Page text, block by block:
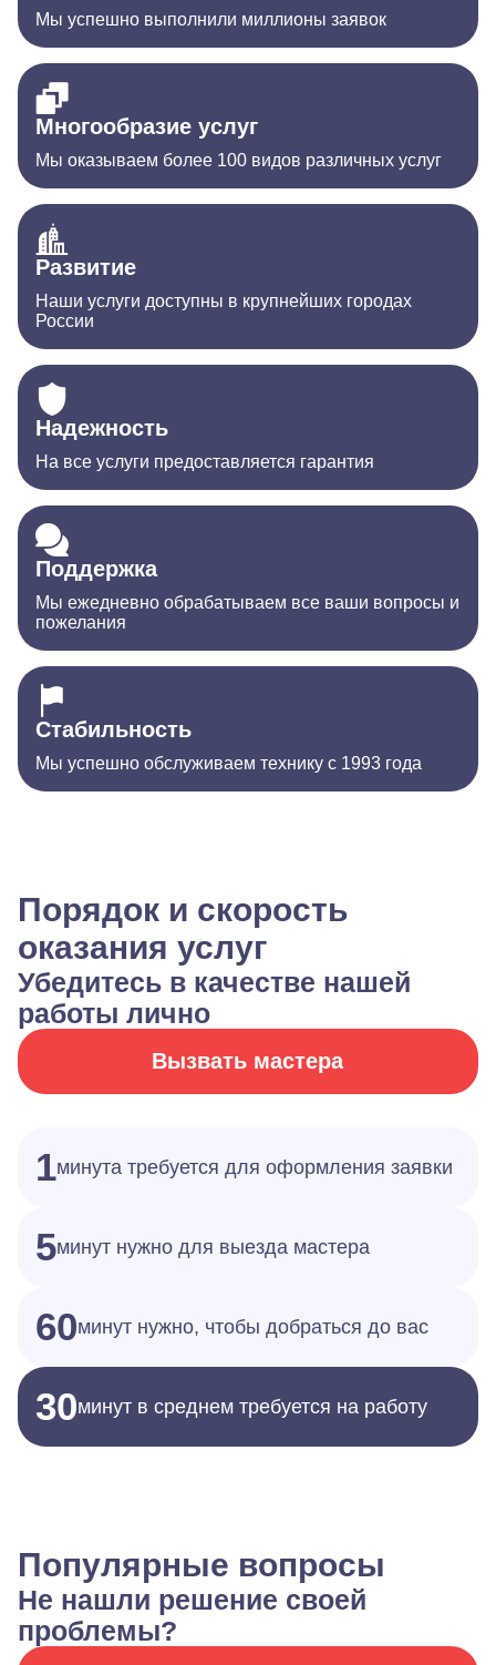
Мы успешно выполнили миллионы заявок
Многообразие услуг
Мы оказываем более 100 видов различных услуг
Развитие
Наши услуги доступны в крупнейших городах
России
Надежность
На все услуги предоставляется гарантия
Поддержка
Мы ежедневно обрабатываем все ваши вопросы и
пожелания
Стабильность
Мы успешно обслуживаем технику с 1993 года
Порядок и скорость
оказания услуг
Убедитесь в качестве нашей
работы лично
Вызвать мастера
1минута требуется для оформления заявки
5минут нужно для выезда мастера
60минут нужно, чтобы добраться до вас
30минут в среднем требуется на работу
Популярные вопросы
Не нашли решение своей
проблемы?